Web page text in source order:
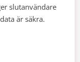
slutanvändare
är säkra.